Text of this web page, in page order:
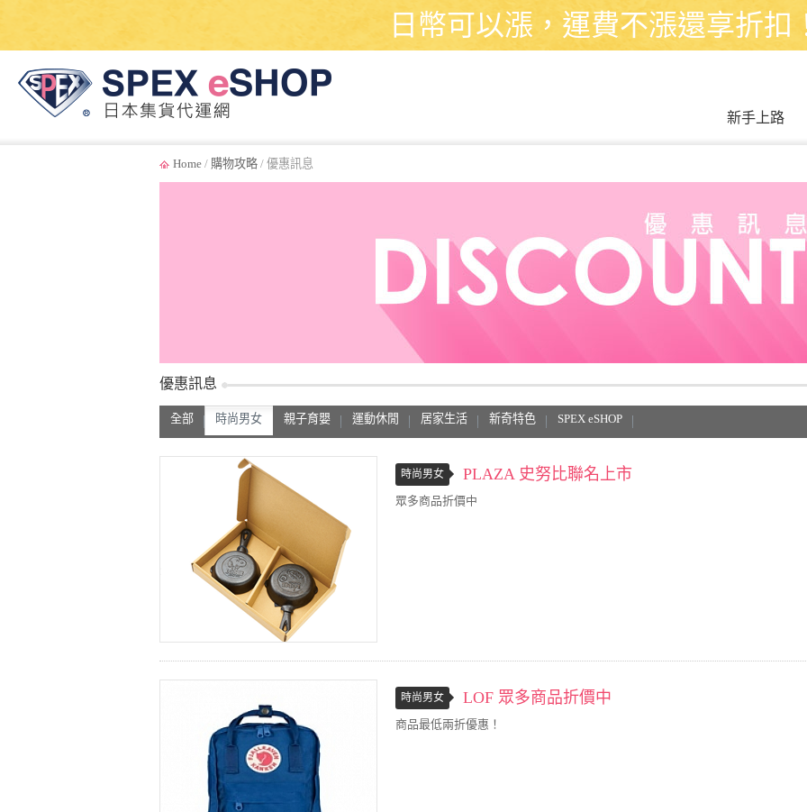
日幣可以漲，運費不漲還享折扣
新手上路
Home / 購物攻略 / 優惠訊息
優惠訊息
全部 時尚男女 親子育嬰 運動休閒 居家生活 新奇特色 SPEX eSHOP
時尚男女 PLAZA 史努比聯名上市
眾多商品折價中
時尚男女 LOF 眾多商品折價中
商品最低兩折優惠！